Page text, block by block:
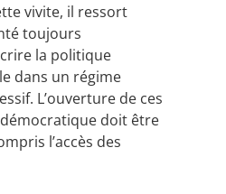
vivite, il ressort
toujours
la politique
dans un régime
L’ouverture de ces
doit être
l’accès des